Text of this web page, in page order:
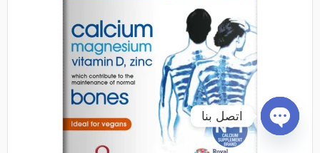
اتصل بنا
Open chaty